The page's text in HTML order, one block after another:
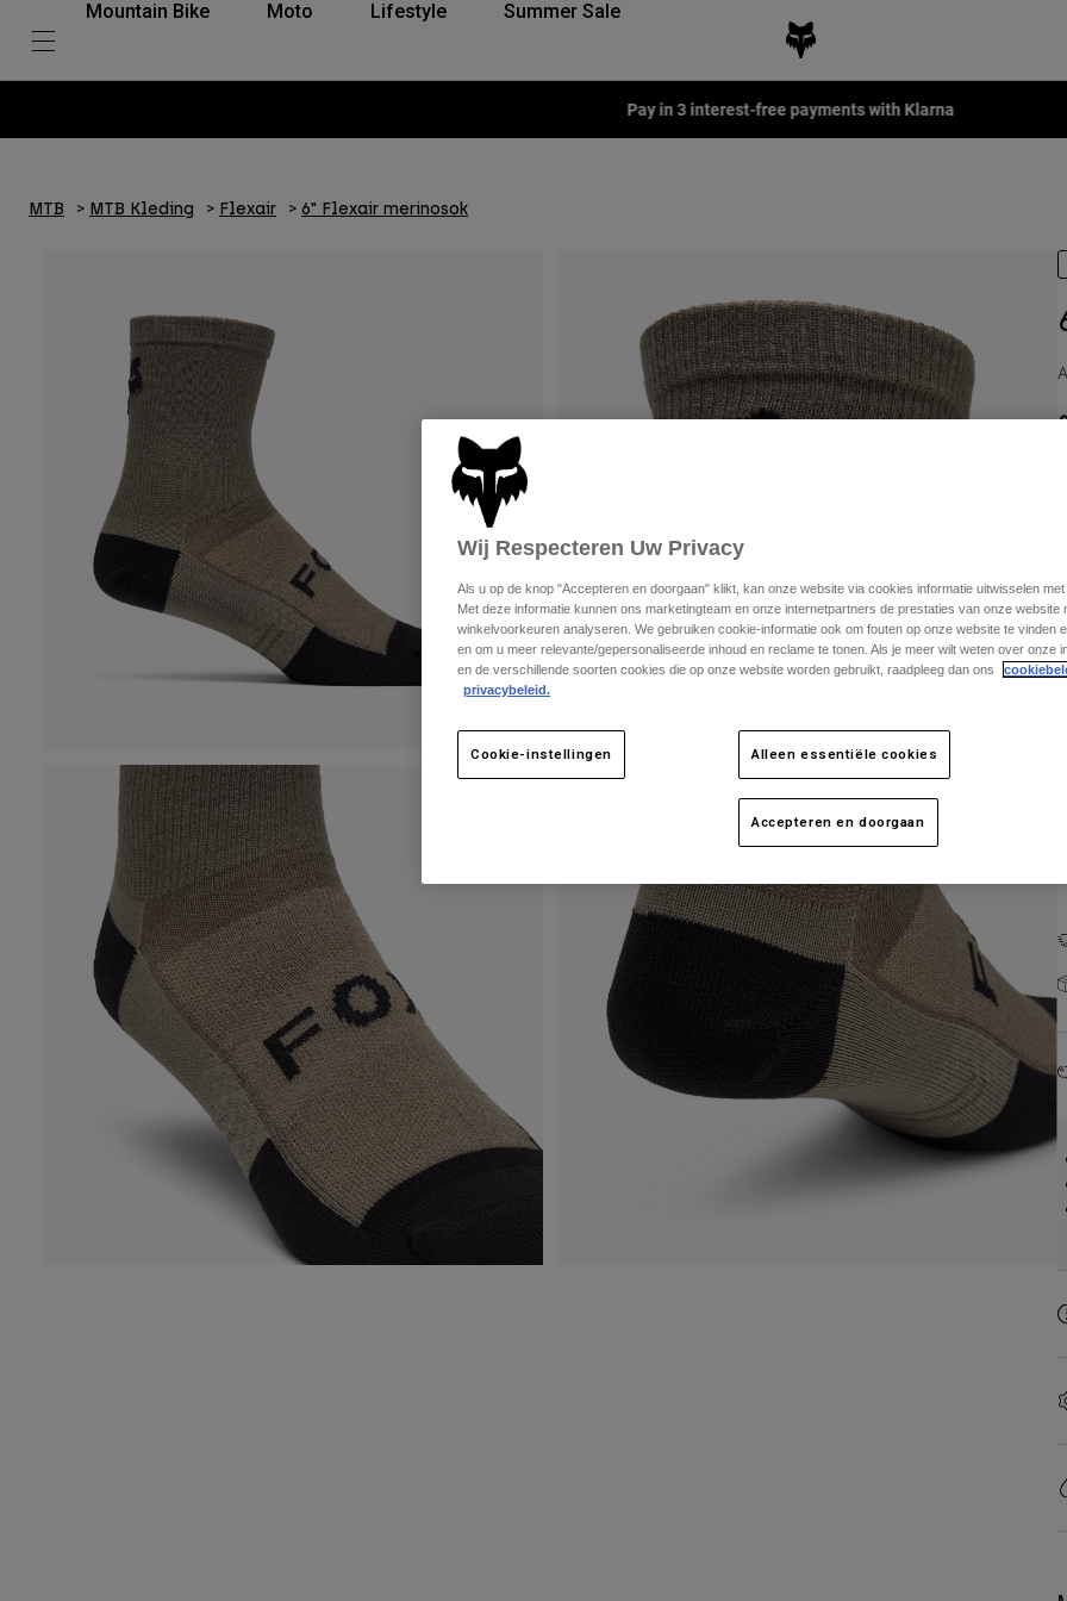
Mountain Bike Moto Lifestyle Summer Sale
Fox LAB Capsule Collection -Shop now
MTB MTB Kleding Flexair 6" Flexair merinosok
Wij Respecteren Uw Privacy
Als u op de knop "Accepteren en doorgaan" klikt, kan onze website via cookies informatie uitwisselen met
Met deze informatie kunnen ons marketingteam en onze internetpartners de prestaties van onze website
winkelvoorkeuren analyseren. We gebruiken cookie-informatie ook om fouten op onze website te vinden
en om u meer relevante/gepersonaliseerde inhoud en reclame te tonen. Als je meer wilt weten over onze
en de verschillende soorten cookies die op onze website worden gebruikt, raadpleeg dan ons
privacybeleid.
Cookie-instellingen Alleen essentiële cookies
Accepteren en doorgaan